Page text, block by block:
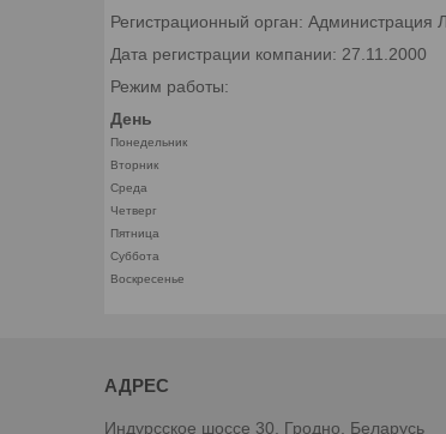
Регистрационный орган: Администрация
Дата регистрации компании: 27.11.2000
Режим работы:
День
Понедельник
Вторник
Среда
Четверг
Пятница
Суббота
Воскресенье
Индурсское шоссе 30, Гродно, Беларусь